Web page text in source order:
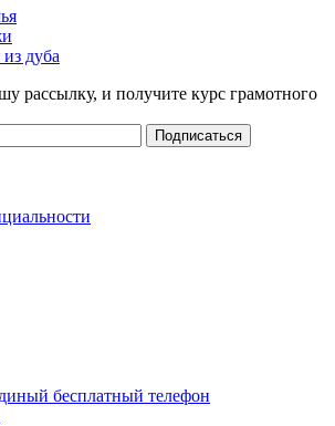
дуба
рассылку, и получите курс грамотного
бесплатный телефон